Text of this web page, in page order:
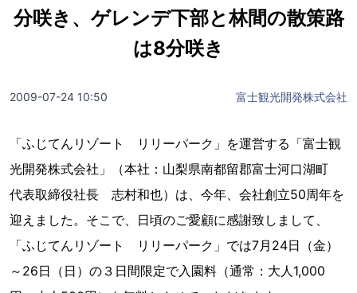
分咲き、ゲレンデ下部と林間の散策路
は8分咲き
2009-07-24 10:50 富士観光開発株式会社
「ふじてんリゾート リリーパーク」を運営する「富士観
光開発株式会社」（本社：山梨県南都留郡富士河口湖町
代表取締役社長 志村和也）は、今年、会社創立50周年を
迎えました。そこで、日頃のご愛顧に感謝致しまして、
「ふじてんリゾート リリーパーク」では7月24日（金）
～26日（日）の３日間限定で入園料（通常：大人1,000